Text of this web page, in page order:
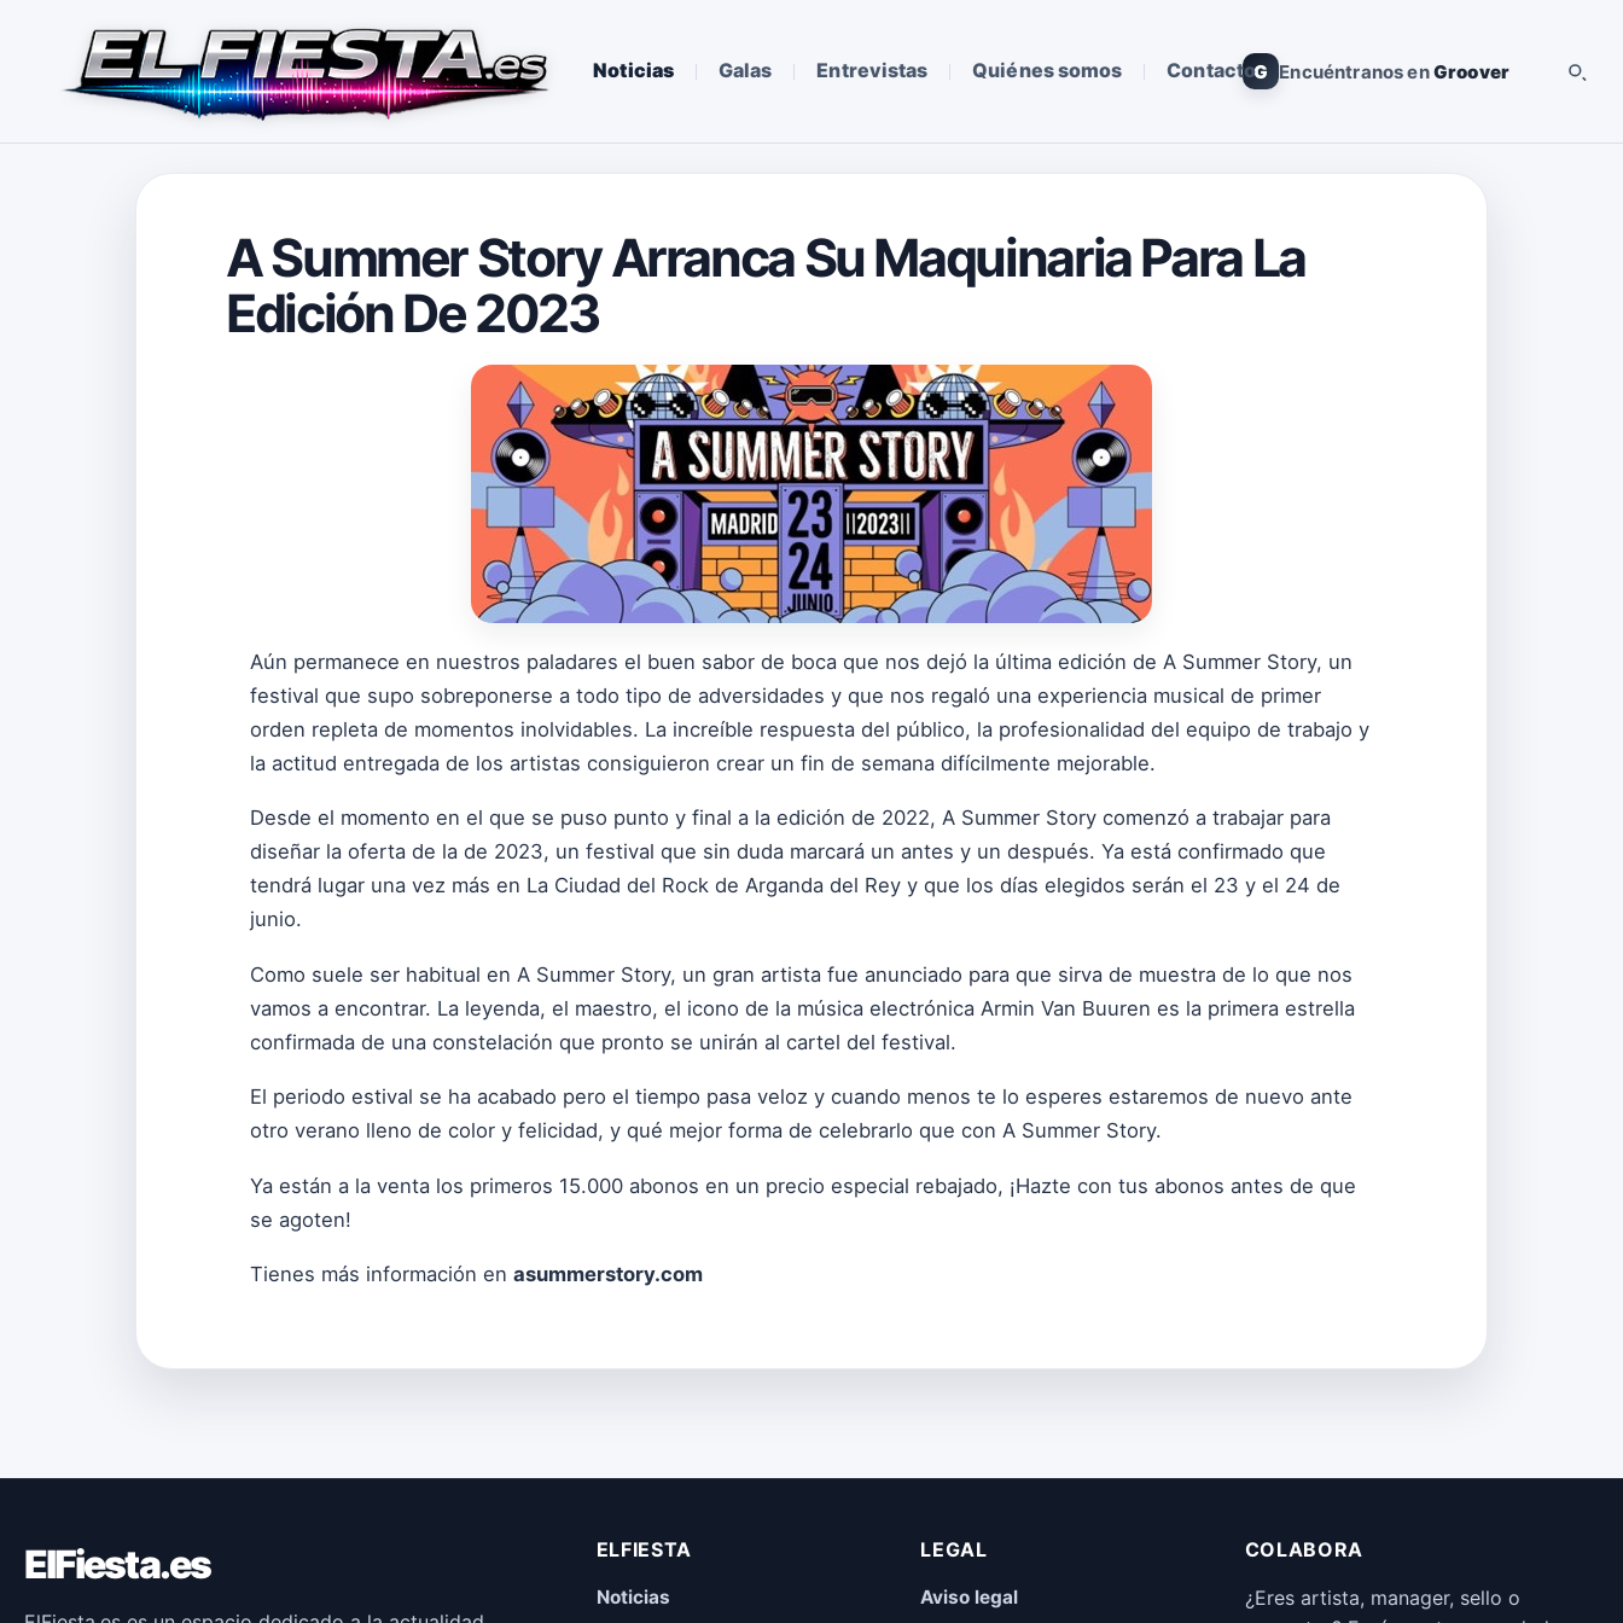
Noticias Galas Entrevistas Quiénes somos ContactoG Encuéntranos enGroover
A Summer Story Arranca Su Maquinaria Para La
Edición De 2023
Aún permanece en nuestros paladares el buen sabor de boca que nos dejó la última edición de A Summer Story, un
festival que supo sobreponerse a todo tipo de adversidades y que nos regaló una experiencia musical de primer
orden repleta de momentos inolvidables. La increíble respuesta del público, la profesionalidad del equipo de trabajo y
la actitud entregada de los artistas consiguieron crear un fin de semana difícilmente mejorable.
Desde el momento en el que se puso punto y final a la edición de 2022, A Summer Story comenzó a trabajar para
diseñar la oferta de la de 2023, un festival que sin duda marcará un antes y un después. Ya está confirmado que
tendrá lugar una vez más en La Ciudad del Rock de Arganda del Rey y que los días elegidos serán el 23 y el 24 de
junio.
Como suele ser habitual en A Summer Story, un gran artista fue anunciado para que sirva de muestra de lo que nos
vamos a encontrar. La leyenda, el maestro, el icono de la música electrónica Armin Van Buuren es la primera estrella
confirmada de una constelación que pronto se unirán al cartel del festival.
El periodo estival se ha acabado pero el tiempo pasa veloz y cuando menos te lo esperes estaremos de nuevo ante
otro verano lleno de color y felicidad, y qué mejor forma de celebrarlo que con A Summer Story.
Ya están a la venta los primeros 15.000 abonos en un precio especial rebajado, ¡Hazte con tus abonos antes de que
se agoten!
Tienes más información en asummerstory.com
ElFiesta.es ELFIESTA
Noticias
LEGAL
Aviso legal
COLABORA
¿Eres artista, manager, sello o